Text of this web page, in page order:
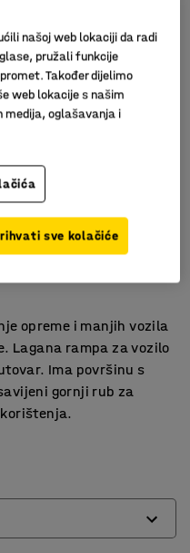
opreme i manjih vozila
Lagana rampa za vozilo
Ima površinu s
gornji rub za
našoj web lokaciji da radi
pružali funkcije
Također dijelimo
web lokacije s našim
oglašavanja i
sve kolačiće